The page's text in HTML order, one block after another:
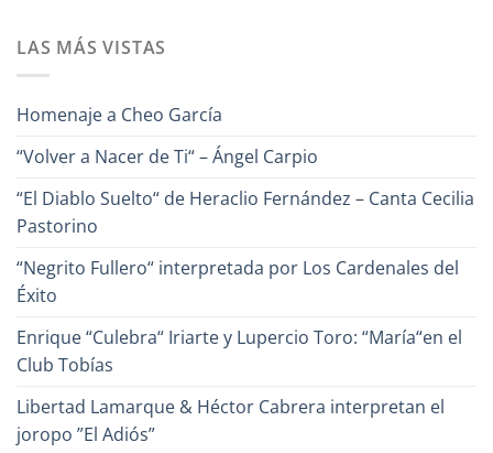
Alfredo
en
¿Conoces
el
Poeta
la
LAS MÁS VISTAS
Homenaje a Cheo García
“Volver a Nacer de Ti“ – Ángel Carpio
“El Diablo Suelto“ de Heraclio Fernández – Canta Cecilia
Pastorino
“Negrito Fullero“ interpretada por Los Cardenales del
Éxito
Enrique “Culebra“ Iriarte y Lupercio Toro: “María“en el
Club Tobías
Libertad Lamarque & Héctor Cabrera interpretan el
joropo ”El Adiós”